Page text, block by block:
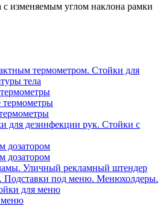
изменяемым углом наклона рамки
термометром. Стойки для
тела
термометры
для дезинфекции рук. Стойки с
дозатором
дозатором
Уличный рекламный штендер
Подставки под меню. Менюхолдеры.
для меню
меню